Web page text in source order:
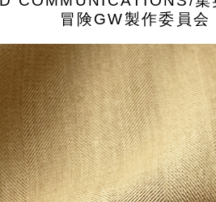
冒険GW製作委員会